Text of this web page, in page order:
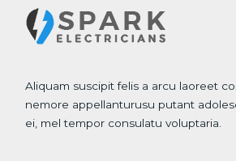
Aliquam suscipit felis a arcu laoreet
nemore appellanturusu putant
ei, mel tempor consulatu voluptaria.